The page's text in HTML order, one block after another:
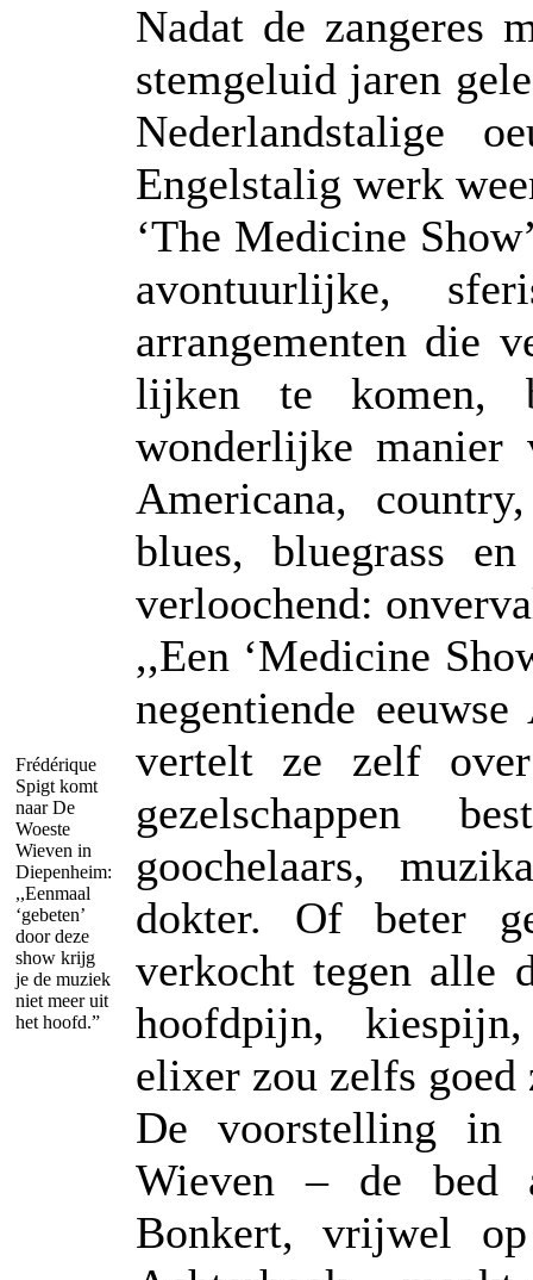
Frédérique
Spigt komt
naar De
Woeste
Wieven in
Diepenheim:
,,Eenmaal
‘gebeten’
door deze
show krijg
je de muziek
niet meer uit
het hoofd.”
Nadat de zangeres
stemgeluid jaren
Nederlandstalige
Engelstalig werk
‘The Medicine
avontuurlijke,
arrangementen die
lijken te komen,
wonderlijke manier
Americana,
blues, bluegrass
verloochend:
,,Een ‘Medicine
negentiende
vertelt ze zelf
gezelschappen
goochelaars,
dokter. Of beter
verkocht tegen alle
hoofdpijn,
elixer zou zelfs
De voorstelling in
Wieven – de bed
Bonkert, vrijwel